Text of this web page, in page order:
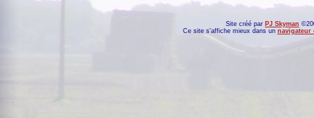
Site créé par PJ Skyman
Ce site s'affiche mieux dans un navigateur